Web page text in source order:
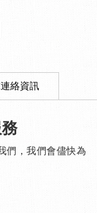
絡資訊
們，我們會儘快為